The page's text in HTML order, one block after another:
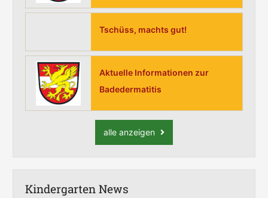
Tschüss, machts gut!
Aktuelle Informationen zur
Badedermatitis
alle anzeigen
Kindergarten News